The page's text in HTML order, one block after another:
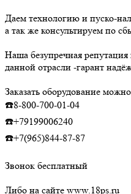
Даем технологию и пуско-
а так же консультируем по
Наша безупречная
данной отрасли -гарант
Заказать оборудование
☎️8-800-700-01-04
☎️+79199006240
☎️+7(965)844-87-87
Звонок бесплатный
Либо на сайте www.18ps.ru